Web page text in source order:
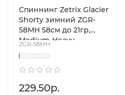
Спиннинг Zetrix Glacier
Shorty зимний ZGR-
58MH 58см до 21гр,
Medium-Heavy
ZGR-58MH
229.50р.